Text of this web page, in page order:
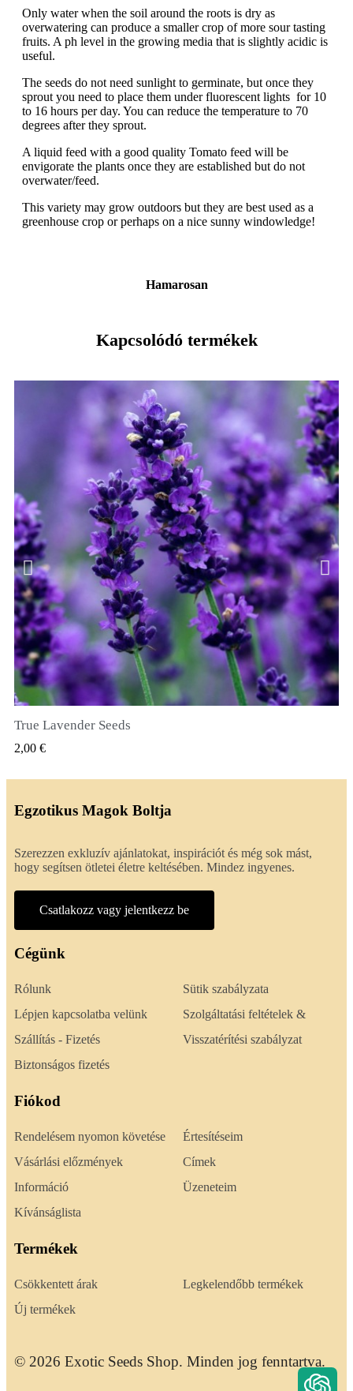
Only water when the soil around the roots is dry as
overwatering can produce a smaller crop of more sour tasting
fruits. A ph level in the growing media that is slightly acidic is
useful.
The seeds do not need sunlight to germinate, but once they
sprout you need to place them under fluorescent lights for 10
to 16 hours per day. You can reduce the temperature to 70
degrees after they sprout.
A liquid feed with a good quality Tomato feed will be
envigorate the plants once they are established but do not
overwater/feed.
This variety may grow outdoors but they are best used as a
greenhouse crop or perhaps on a nice sunny windowledge!
Hamarosan
Kapcsolódó termékek
True Lavender Seeds
2,00 €
Egzotikus Magok Boltja
Szerezzen exkluzív ajánlatokat, inspirációt és még sok mást,
hogy segítsen ötletei életre keltésében. Mindez ingyenes.
Csatlakozz vagy jelentkezz be
Cégünk
Rólunk
Lépjen kapcsolatba velünk
Szállítás - Fizetés
Biztonságos fizetés
Sütik szabályzata
Szolgáltatási feltételek &
Visszatérítési szabályzat
Fiókod
Rendelésem nyomon követése
Vásárlási előzmények
Információ
Kívánságlista
Értesítéseim
Címek
Üzeneteim
Termékek
Csökkentett árak
Új termékek
Legkelendőbb termékek
© 2026 Exotic Seeds Shop. Minden jog fenntartva.